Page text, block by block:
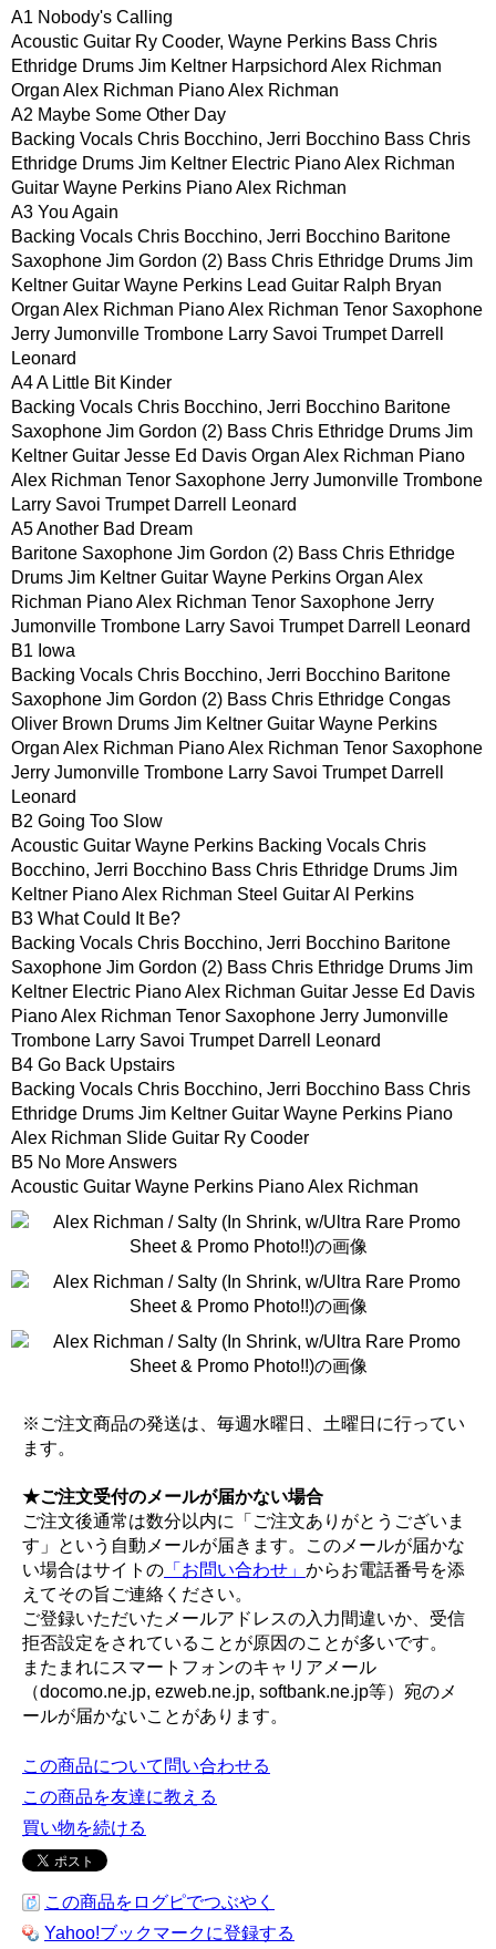
A1 Nobody's Calling
Acoustic Guitar Ry Cooder, Wayne Perkins Bass Chris
Ethridge Drums Jim Keltner Harpsichord Alex Richman
Organ Alex Richman Piano Alex Richman
A2 Maybe Some Other Day
Backing Vocals Chris Bocchino, Jerri Bocchino Bass Chris
Ethridge Drums Jim Keltner Electric Piano Alex Richman
Guitar Wayne Perkins Piano Alex Richman
A3 You Again
Backing Vocals Chris Bocchino, Jerri Bocchino Baritone
Saxophone Jim Gordon (2) Bass Chris Ethridge Drums Jim
Keltner Guitar Wayne Perkins Lead Guitar Ralph Bryan
Organ Alex Richman Piano Alex Richman Tenor Saxophone
Jerry Jumonville Trombone Larry Savoi Trumpet Darrell
Leonard
A4 A Little Bit Kinder
Backing Vocals Chris Bocchino, Jerri Bocchino Baritone
Saxophone Jim Gordon (2) Bass Chris Ethridge Drums Jim
Keltner Guitar Jesse Ed Davis Organ Alex Richman Piano
Alex Richman Tenor Saxophone Jerry Jumonville Trombone
Larry Savoi Trumpet Darrell Leonard
A5 Another Bad Dream
Baritone Saxophone Jim Gordon (2) Bass Chris Ethridge
Drums Jim Keltner Guitar Wayne Perkins Organ Alex
Richman Piano Alex Richman Tenor Saxophone Jerry
Jumonville Trombone Larry Savoi Trumpet Darrell Leonard
B1 Iowa
Backing Vocals Chris Bocchino, Jerri Bocchino Baritone
Saxophone Jim Gordon (2) Bass Chris Ethridge Congas
Oliver Brown Drums Jim Keltner Guitar Wayne Perkins
Organ Alex Richman Piano Alex Richman Tenor Saxophone
Jerry Jumonville Trombone Larry Savoi Trumpet Darrell
Leonard
B2 Going Too Slow
Acoustic Guitar Wayne Perkins Backing Vocals Chris
Bocchino, Jerri Bocchino Bass Chris Ethridge Drums Jim
Keltner Piano Alex Richman Steel Guitar Al Perkins
B3 What Could It Be?
Backing Vocals Chris Bocchino, Jerri Bocchino Baritone
Saxophone Jim Gordon (2) Bass Chris Ethridge Drums Jim
Keltner Electric Piano Alex Richman Guitar Jesse Ed Davis
Piano Alex Richman Tenor Saxophone Jerry Jumonville
Trombone Larry Savoi Trumpet Darrell Leonard
B4 Go Back Upstairs
Backing Vocals Chris Bocchino, Jerri Bocchino Bass Chris
Ethridge Drums Jim Keltner Guitar Wayne Perkins Piano
Alex Richman Slide Guitar Ry Cooder
B5 No More Answers
Acoustic Guitar Wayne Perkins Piano Alex Richman
※ご注文商品の発送は、毎週水曜日、土曜日に行ってい
ます。
★ご注文受付のメールが届かない場合
ご注文後通常は数分以内に「ご注文ありがとうございま
す」という自動メールが届きます。このメールが届かな
い場合はサイトの 「お問い合わせ」 からお電話番号を添
えてその旨ご連絡ください。
ご登録いただいたメールアドレスの入力間違いか、受信
拒否設定をされていることが原因のことが多いです。
またまれにスマートフォンのキャリアメール
（docomo.ne.jp, ezweb.ne.jp, softbank.ne.jp等）宛のメ
ールが届かないことがあります。
この商品について問い合わせる
この商品を友達に教える
買い物を続ける
この商品をログピでつぶやく
Yahoo!ブックマークに登録する